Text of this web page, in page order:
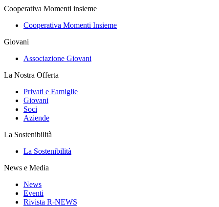
Cooperativa Momenti insieme
Cooperativa Momenti Insieme
Giovani
Associazione Giovani
La Nostra Offerta
Privati e Famiglie
Giovani
Soci
Aziende
La Sostenibilità
La Sostenibilità
News e Media
News
Eventi
Rivista R-NEWS